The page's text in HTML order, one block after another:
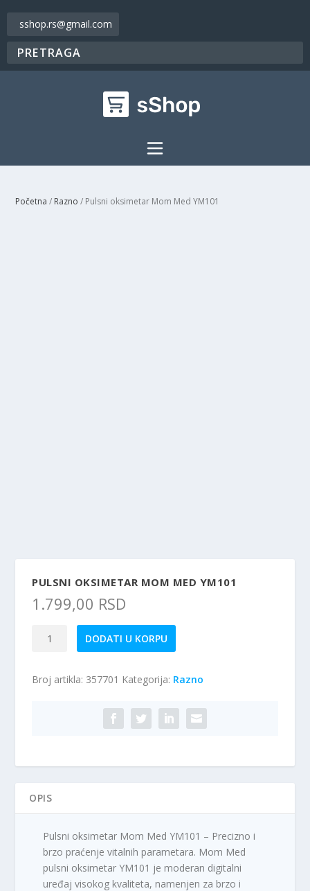
sshop.rs@gmail.com
Početna / Razno / Pulsni oksimetar Mom Med YM101
PULSNI OKSIMETAR MOM MED YM101
1.799,00 RSD
Med
DODATI U KORPU
Broj artikla: 357701 Kategorija: Razno
OPIS
Pulsni oksimetar Mom Med YM101 – Precizno i
brzo praćenje vitalnih parametara. Mom Med
pulsni oksimetar YM101 je moderan digitalni
uređaj visokog kvaliteta, namenjen za brzo i